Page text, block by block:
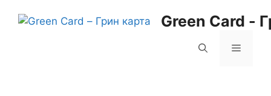
Green Card -
Меню